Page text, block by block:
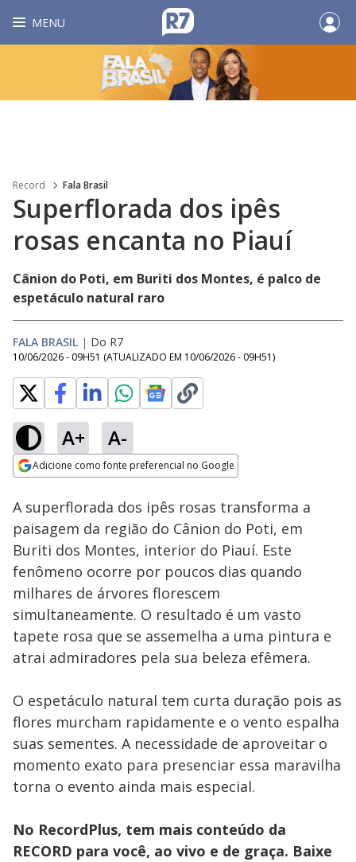
MENU
Record Fala Brasil
Superflorada dos ipês
rosas encanta no Piauí
Cânion do Poti, em Buriti dos Montes, é palco de
espetáculo natural raro
FALA BRASIL | Do R7
10/06/2026 - 09H51 (ATUALIZADO EM 10/06/2026 - 09H51)
A+ A-
Adicione como fonte preferencial no Google
Ativar
100.00%
A superflorada dos ipês rosas transforma a
paisagem da região do Cânion do Poti, em
Buriti dos Montes, interior do Piauí. Este
fenômeno ocorre por poucos dias quando
milhares de árvores florescem
simultaneamente. O resultado é um vasto
tapete rosa que se assemelha a uma pintura e
atrai admiradores pela sua beleza efêmera.
O espetáculo natural tem curta duração pois as
flores murcham rapidamente e o vento espalha
suas sementes. A necessidade de aproveitar o
momento exato para presenciar essa maravilha
torna o evento ainda mais especial.
No RecordPlus, tem mais conteúdo da
RECORD para você, ao vivo e de graça. Baixe